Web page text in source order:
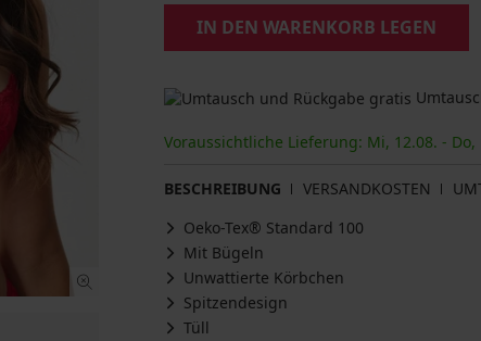
IN DEN WARENKORB LEGEN
Voraussichtliche Lieferung: Mi, 12.08. - Do,
BESCHREIBUNG VERSANDKOSTEN
Oeko-Tex® Standard 100
Mit Bügeln
Unwattierte Körbchen
Spitzendesign
Tüll